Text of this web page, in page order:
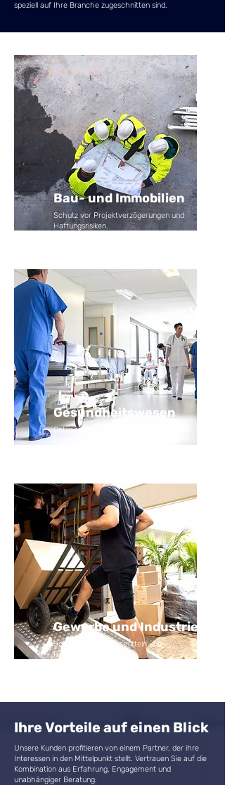
speziell auf Ihre Branche zugeschnitten sind.
Bau- und Immobilien
Schutz vor Projektverzögerungen und
Haftungsrisiken.
Gesundheitswesen
Optimale Absicherung gegen
Gewerbe und Industrie
Schutz von Betriebsmitteln und
Produktionsprozessen.
Ihre Vorteile auf einen Blick
Unsere Kunden profitieren von einem Partner, der ihre
Interessen in den Mittelpunkt stellt. Vertrauen Sie auf die
Kombination aus Erfahrung, Engagement und
unabhängiger Beratung.